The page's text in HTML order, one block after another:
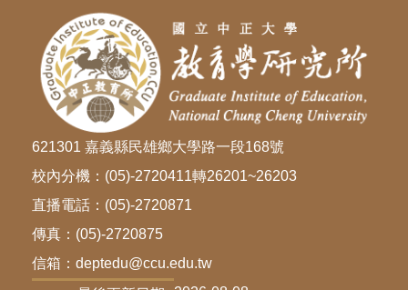
621301 嘉義縣民雄鄉大學路一段168號
校內分機：(05)-2720411轉26201~26203
直播電話：(05)-2720871
傳真：(05)-2720875
信箱：deptedu@ccu.edu.tw